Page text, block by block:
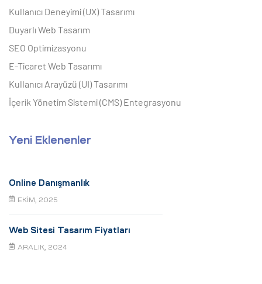
Kullanıcı Deneyimi (UX) Tasarımı
Duyarlı Web Tasarım
SEO Optimizasyonu
E-Ticaret Web Tasarımı
Kullanıcı Arayüzü (UI) Tasarımı
İçerik Yönetim Sistemi (CMS) Entegrasyonu
Yeni Eklenenler
Online Danışmanlık
EKIM, 2025
Web Sitesi Tasarım Fiyatları
ARALIK, 2024